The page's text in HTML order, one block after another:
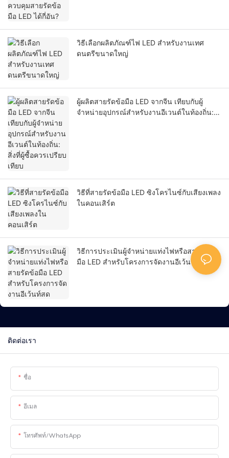
วิธีเลือกผลิตภัณฑ์ไฟ LED สำหรับงานเทศ
ดนตรีขนาดใหญ่
ผู้ผลิตสายรัดข้อมือ LED จากจีน เทียบกับผู้
จำหน่ายอุปกรณ์สำหรับงานอีเวนต์ในท้องถิ่น:
วิธีที่สายรัดข้อมือ LED ซิงโครไนซ์กับเสียงเพลง
ในคอนเสิร์ต
วิธีการประเมินผู้จำหน่ายแท่งไฟหรือสายรัดข้อ
มือ LED สำหรับโครงการจัดงานอีเว้นท์สด
ติดต่อเรา
ชื่อ
อีเมล
โทรศัพท์/WhatsApp